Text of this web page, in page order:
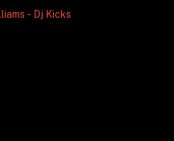
- Dj Kicks